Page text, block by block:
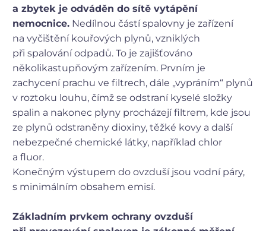
a zbytek je odváděn do sítě vytápění
nemocnice. Nedílnou částí spalovny je zařízení
na vyčištění kouřových plynů, vzniklých
při spalování odpadů. To je zajišťováno
několikastupňovým zařízením. Prvním je
zachycení prachu ve filtrech, dále „vypráním“ plynů
v roztoku louhu, čímž se odstraní kyselé složky
spalin a nakonec plyny procházejí filtrem, kde jsou
ze plynů odstraněny dioxiny, těžké kovy a další
nebezpečné chemické látky, například chlor
a fluor.
Konečným výstupem do ovzduší jsou vodní páry,
s minimálním obsahem emisí.
Základním prvkem ochrany ovzduší